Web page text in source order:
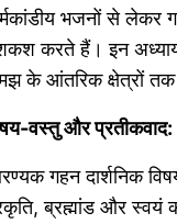
भजनों से लेकर
करते हैं। इन
के आंतरिक क्षेत्रों तक
वस्तु और प्रतीकवाद:
गहन दार्शनिक
ब्रह्मांड और स्वयं